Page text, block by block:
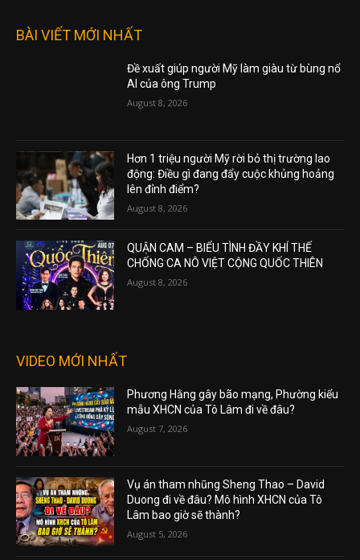
BÀI VIẾT MỚI NHẤT
Đề xuất giúp người Mỹ làm giàu từ bùng nổ
AI của ông Trump
August 8, 2026
Hơn 1 triệu người Mỹ rời bỏ thị trường lao
động: Điều gì đang đẩy cuộc khủng hoảng
lên đỉnh điểm?
August 8, 2026
QUẬN CAM – BIỂU TÌNH ĐẦY KHÍ THẾ
CHỐNG CA NÔ VIỆT CỘNG QUỐC THIÊN
August 8, 2026
VIDEO MỚI NHẤT
Phương Hằng gây bão mạng, Phường kiểu
mẫu XHCN của Tô Lâm đi về đâu?
August 7, 2026
Vụ án tham nhũng Sheng Thao – David
Duong đi về đâu? Mô hình XHCN của Tô
Lâm bao giờ sẽ thành?
August 5, 2026